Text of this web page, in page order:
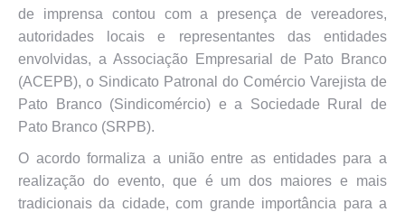
de imprensa contou com a presença de vereadores,
autoridades locais e representantes das entidades
envolvidas, a Associação Empresarial de Pato Branco
(ACEPB), o Sindicato Patronal do Comércio Varejista de
Pato Branco (Sindicomércio) e a Sociedade Rural de
Pato Branco (SRPB).
O acordo formaliza a união entre as entidades para a
realização do evento, que é um dos maiores e mais
tradicionais da cidade, com grande importância para a